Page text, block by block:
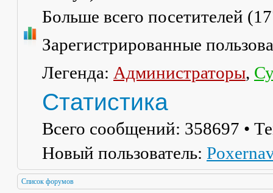
Больше всего посетителей (
Зарегистрированные
Легенда: Администраторы,
Статистика
Всего сообщений: 358697 •
Новый пользователь:
Список форумов